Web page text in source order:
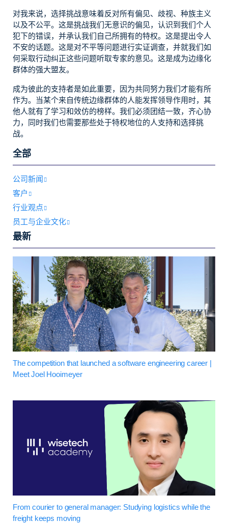
对我来说，选择挑战意味着反对所有偏见、歧视、种族主义
以及不公平。这是挑战我们无意识的偏见，认识到我们个人
犯下的错误，并承认我们自己所拥有的特权。这是提出令人
不安的话题。这是对不平等问题进行实证调查，并就我们如
何采取行动纠正这些问题听取专家的意见。这是成为边缘化
群体的强大盟友。
成为彼此的支持者是如此重要，因为共同努力我们才能有所
作为。当某个来自传统边缘群体的人能发挥领导作用时，其
他人就有了学习和效仿的榜样。我们必须团结一致，齐心协
力，同时我们也需要那些处于特权地位的人支持和选择挑
战。
全部
公司新闻
客户
行业观点
员工与企业文化
最新
The competition that launched a software engineering career |
Meet Joel Hooimeyer
From courier to general manager: Studying logistics while the
freight keeps moving